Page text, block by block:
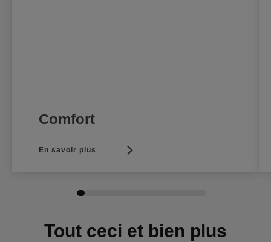
Comfort
En savoir plus
Tout ceci et bien plus